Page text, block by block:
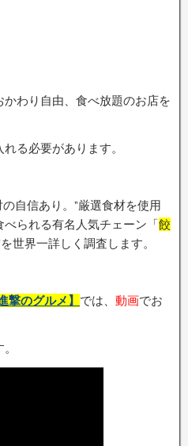
わり自由、食べ放題のお店を
る必要があります。
の自信あり。”厳選食材を使用
られる有名人気チェーン「餃
を世界一詳しく調査します。
のグルメ】 では、 動画でお